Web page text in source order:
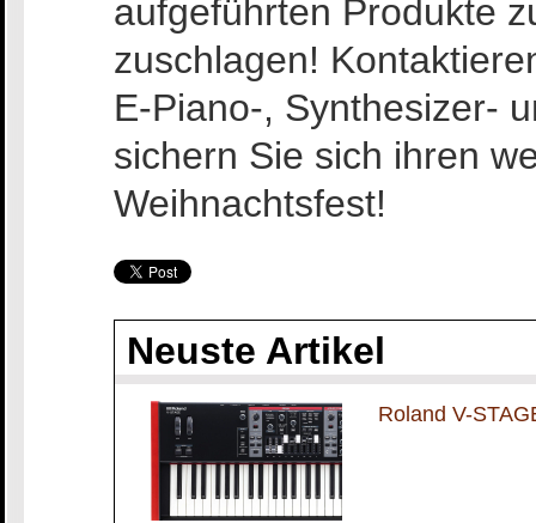
aufgeführten Produkte
zuschlagen!
E-Piano-, Synthesizer-
sichern Sie sich ihren
Weihnachtsfest!
Neuste Artikel
Roland V-